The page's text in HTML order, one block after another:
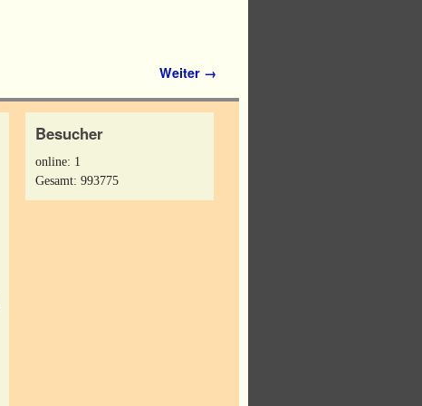
Weiter →
Besucher
online: 1
Gesamt: 993775